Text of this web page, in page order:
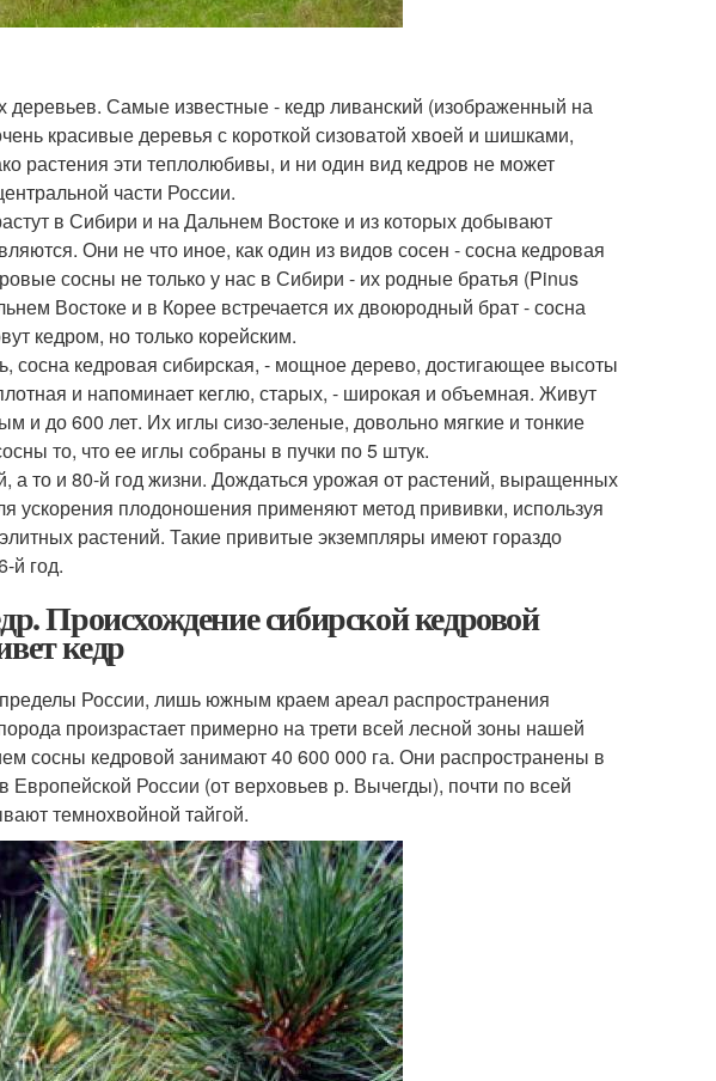
деревьев. Самые известные - кедр ливанский (изображенный на
красивые деревья с короткой сизоватой хвоей и шишками,
растения эти теплолюбивы, и ни один вид кедров не может
части России.
в Сибири и на Дальнем Востоке и из которых добывают
Они не что иное, как один из видов сосен - сосна кедровая
сосны не только у нас в Сибири - их родные братья (Pinus
Востоке и в Корее встречается их двоюродный брат - сосна
кедром, но только корейским.
сосна кедровая сибирская, - мощное дерево, достигающее высоты
и напоминает кеглю, старых, - широкая и объемная. Живут
и до 600 лет. Их иглы сизо-зеленые, довольно мягкие и тонкие
то, что ее иглы собраны в пучки по 5 штук.
а то и 80-й год жизни. Дождаться урожая от растений, выращенных
ускорения плодоношения применяют метод прививки, используя
растений. Такие привитые экземпляры имеют гораздо
й год.
Происхождение сибирской кедровой
кедр
России, лишь южным краем ареал распространения
произрастает примерно на трети всей лесной зоны нашей
сосны кедровой занимают 40 600 000 га. Они распространены в
Европейской России (от верховьев р. Вычегды), почти по всей
темнохвойной тайгой.